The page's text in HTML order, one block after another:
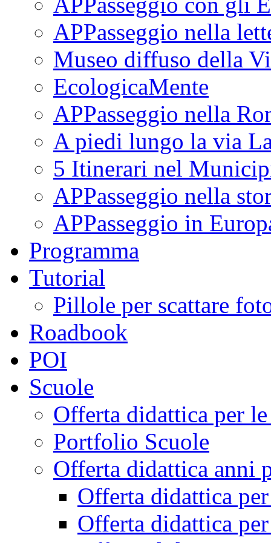
APPasseggio nella
Museo diffuso della
EcologicaMente
APPasseggio nella
A piedi lungo la via
5 Itinerari nel
APPasseggio nella
APPasseggio in
Programma
Tutorial
Pillole per scattare
Roadbook
POI
Scuole
Offerta didattica per
Portfolio Scuole
Offerta didattica anni
Offerta didattica
Offerta didattica